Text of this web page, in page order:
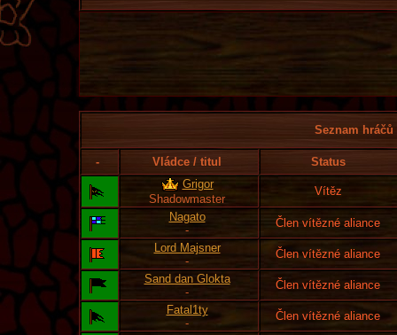
Seznam
- Vládce / titul
Status
Grigor
Shadowmaster
Vítěz
Nagato
-
Člen vítězné aliance
Lord Majsner
-
Člen vítězné aliance
Sand dan Glokta
-
Člen vítězné aliance
Fatal1ty
-
Člen vítězné aliance